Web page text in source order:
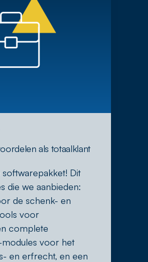
als totaalklant
Dit
die we aanbieden:
de schenk- en
voor
complete
voor het
en erfrecht, en een